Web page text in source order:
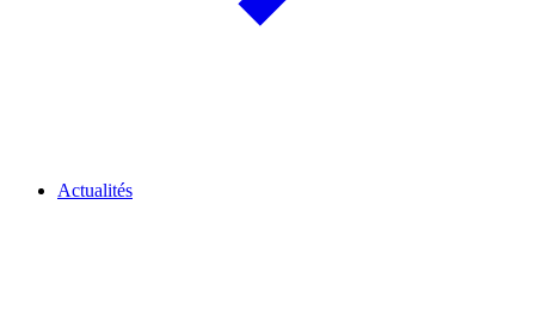
Actualités